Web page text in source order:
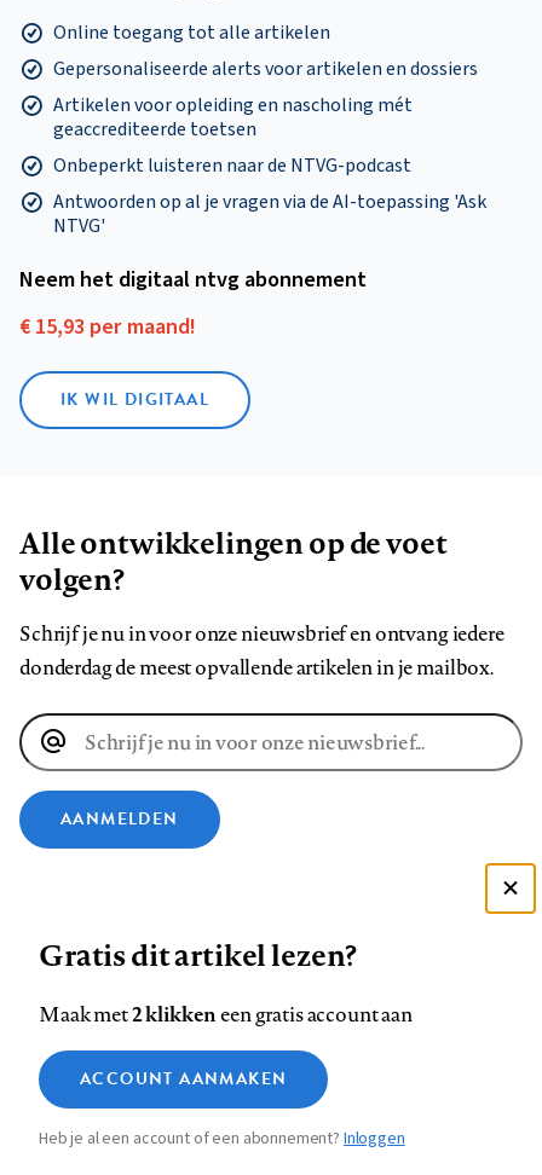
Online toegang tot alle artikelen
Gepersonaliseerde alerts voor artikelen en dossiers
Artikelen voor opleiding en nascholing mét
geaccrediteerde toetsen
Onbeperkt luisteren naar de NTVG-podcast
Antwoorden op al je vragen via de AI-toepassing 'Ask
NTVG'
Neem het digitaal ntvg abonnement
€ 15,93 per maand!
IK WIL DIGITAAL
Alle ontwikkelingen op de voet
volgen?
Schrijf je nu in voor onze nieuwsbrief en ontvang iedere
donderdag de meest opvallende artikelen in je mailbox.
E-
mailadres
AANMELDEN
ons
op
Facebook
ons
op
LinkedIn
ons
op
Bluesky
ons
op
Instagram
ons
op
YouTube
ons
Footer
navigation
Contact Colofon Disclaimer Privacy
Medische vragen verdienen
betrouwbare antwoorden
Zie onze cookie policy
Analytische cookies
Marketing cookies
Gratis dit artikel lezen?
Maak met2 klikkeneen gratis account aan
ACCOUNT AANMAKEN
Heb je al een account of een abonnement?Inloggen